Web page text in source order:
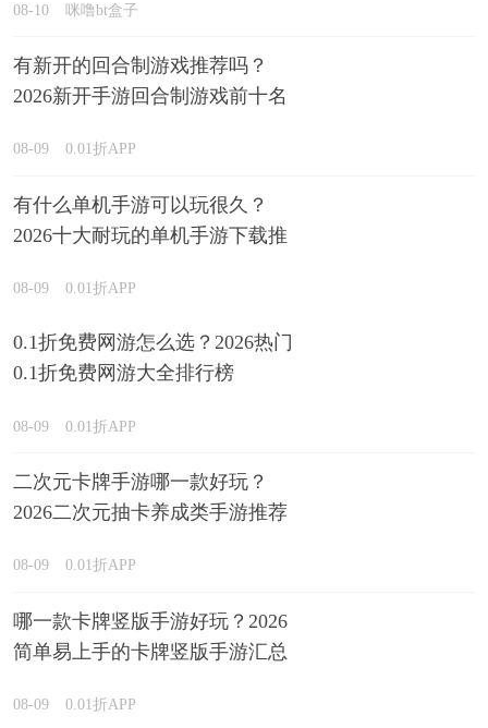
08-10 咪噜bt盒子
有新开的回合制游戏推荐吗？
2026新开手游回合制游戏前十名
08-09 0.01折APP
有什么单机手游可以玩很久？
2026十大耐玩的单机手游下载推
08-09 0.01折APP
0.1折免费网游怎么选？2026热门
0.1折免费网游大全排行榜
08-09 0.01折APP
二次元卡牌手游哪一款好玩？
2026二次元抽卡养成类手游推荐
08-09 0.01折APP
哪一款卡牌竖版手游好玩？2026
简单易上手的卡牌竖版手游汇总
08-09 0.01折APP